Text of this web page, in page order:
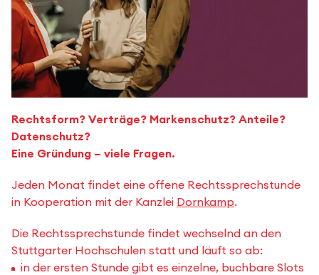
Rechtsform? Verträge? Markenschutz? Anteile?
Datenschutz?
Eine Gründung – viele Fragen.
Jeden Monat findet eine offene Rechtssprechstunde
in Kooperation mit der Kanzlei Dornkamp.
Die Rechtssprechstunde findet wechselnd an den
Stuttgarter Hochschulen statt und läuft so ab:
in der ersten Stunde gibt es einzelne, buchbare Slots